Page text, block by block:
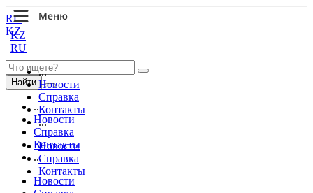
KZ
RU
...
Новости
Справка
Контакты
...
Новости
Справка
Контакты
RU
KZ
Найти
...
Новости
Справка
Контакты
...
Новости